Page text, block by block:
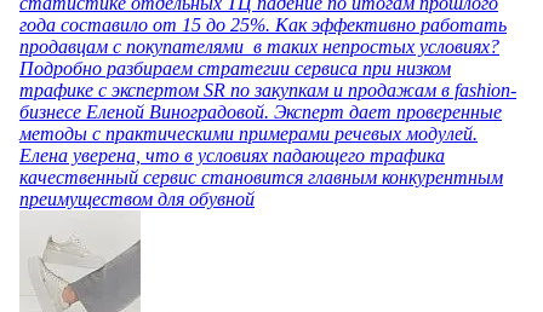
года составило от 15 до 25%. Как эффективно работать
продавцам с покупателями в таких непростых условиях?
Подробно разбираем стратегии сервиса при низком
трафике с экспертом SR по закупкам и продажам в fashion-
бизнесе Еленой Виноградовой. Эксперт дает проверенные
методы с практическими примерами речевых модулей.
Елена уверена, что в условиях падающего трафика
качественный сервис становится главным конкурентным
преимуществом для обувной